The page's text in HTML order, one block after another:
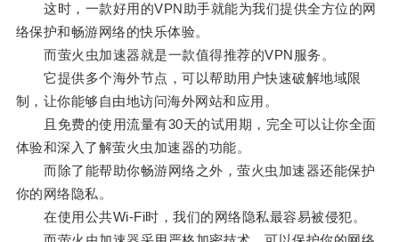
这时，一款好用的VPN助手就能为我们提供全方位的网
络保护和畅游网络的快乐体验。
而萤火虫加速器就是一款值得推荐的VPN服务。
它提供多个海外节点，可以帮助用户快速破解地域限
制，让你能够自由地访问海外网站和应用。
且免费的使用流量有30天的试用期，完全可以让你全面
体验和深入了解萤火虫加速器的功能。
而除了能帮助你畅游网络之外，萤火虫加速器还能保护
你的网络隐私。
在使用公共Wi-Fi时，我们的网络隐私最容易被侵犯。